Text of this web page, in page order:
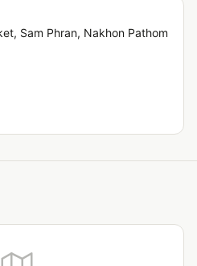
Sam Phran, Nakhon Pathom